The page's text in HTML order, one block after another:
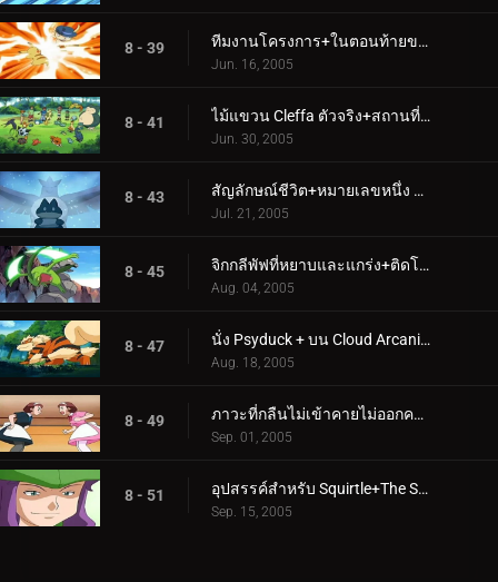
8 - 39 ทีมงานโครงการ+ในตอนท้ายของการต่อสู้
Jun. 16, 2005
8 - 41 ไม้แขวน Cleffa ตัวจริง+สถานที่ที่เหมาะสมและละครใบ้ที่ใช่
Jun. 30, 2005
8 - 43 สัญลักษณ์ชีวิต+หมายเลขหนึ่ง อาร์ติคูโน
Jul. 21, 2005
8 - 45 จิกกลีพัฟที่หยาบและแกร่ง+ติดโอนิกส์
Aug. 04, 2005
8 - 47 นั่ง Psyduck + บน Cloud Arcanine
Aug. 18, 2005
8 - 49 ภาวะที่กลืนไม่เข้าคายไม่ออกครั้งใหญ่ของ Caterpie+ขอแสดงความยินดีกับเชฟ!
Sep. 01, 2005
8 - 51 อุปสรรค์สำหรับ Squirtle+The Saffron Con
Sep. 15, 2005